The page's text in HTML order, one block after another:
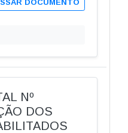
DOCUMENTO
Nº
DOS